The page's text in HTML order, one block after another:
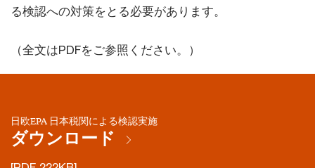
る検認への対策をとる必要があります。
（全文はPDFをご参照ください。）
日欧EPA 日本税関による検認実施
ダウンロード